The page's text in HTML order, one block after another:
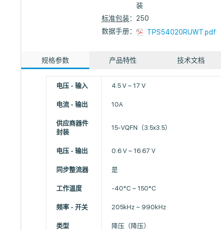
装
标准包装：250
数据手册：
TPS54020RUWT.pdf
规格参数 产品特性 技术文档
电压 - 输入 4.5 V ~ 17 V
电流 - 输出 10A
供应商器件
封装
15-VQFN（3.5x3.5）
电压 - 输出 0.6 V ~ 16.67 V
同步整流器 是
工作温度 -40°C ~ 150°C
频率 - 开关 205kHz ~ 990kHz
类型 降压（降压）